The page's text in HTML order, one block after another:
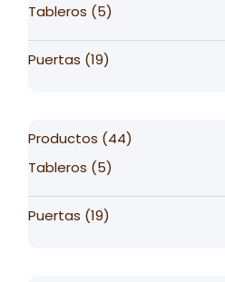
Tableros 55
Puertas 1919
Productos 4444
Tableros 55
Puertas 1919